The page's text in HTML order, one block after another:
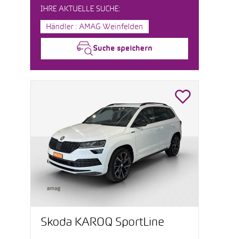
IHRE AKTUELLE SUCHE:
Händler : AMAG Weinfelden
Suche speichern
Škoda KAROQ SportLine